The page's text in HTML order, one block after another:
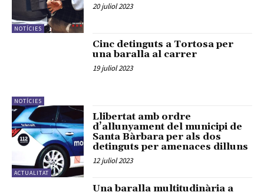
NOTÍCIES
20 juliol 2023
NOTÍCIES
Cinc detinguts a Tortosa per
una baralla al carrer
19 juliol 2023
ACTUALITAT
Llibertat amb ordre
d’allunyament del municipi de
Santa Bàrbara per als dos
detinguts per amenaces dilluns
12 juliol 2023
Una baralla multitudinària a